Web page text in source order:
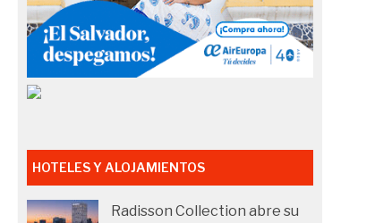
HOTELES Y ALOJAMIENTOS
Radisson Collection abre su